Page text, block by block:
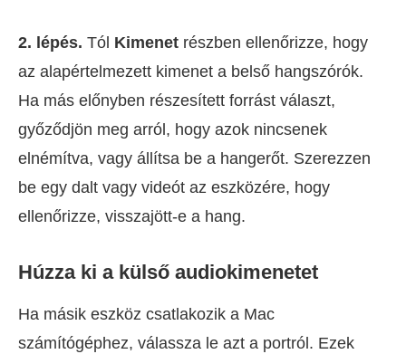
2. lépés. Tól Kimenet részben ellenőrizze, hogy
az alapértelmezett kimenet a belső hangszórók.
Ha más előnyben részesített forrást választ,
győződjön meg arról, hogy azok nincsenek
elnémítva, vagy állítsa be a hangerőt. Szerezzen
be egy dalt vagy videót az eszközére, hogy
ellenőrizze, visszajött-e a hang.
Húzza ki a külső audiokimenetet
Ha másik eszköz csatlakozik a Mac
számítógéphez, válassza le azt a portról. Ezek